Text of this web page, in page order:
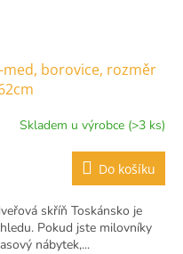
med, borovice, rozměr
Skladem u výrobce (>3 ks)
Do košíku
skříň Toskánsko je
Pokud jste milovníky
nábytek,...